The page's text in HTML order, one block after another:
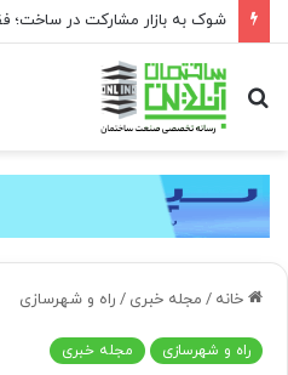
جستجو
برای
خانه / مجله خبری / راه و شهرسازی
راه و شهرسازی مجله خبری